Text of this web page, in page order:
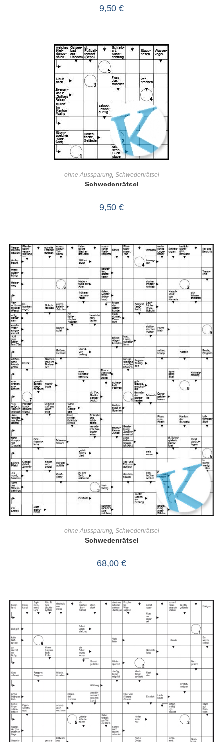
9,50 €
ohne Aussparung, Schwedenrätsel
Schwedenrätsel
9,50 €
ohne Aussparung, Schwedenrätsel
Schwedenrätsel
68,00 €